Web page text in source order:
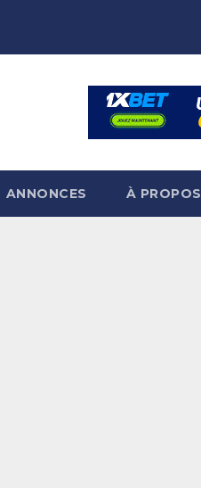
ANNONCES À PROPOS